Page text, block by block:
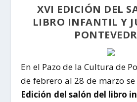
XVI EDICIÓN DEL
LIBRO INFANTIL Y
En el Pazo de la Cultura de
de febrero al 28 de marzo
Edición del salón del libro